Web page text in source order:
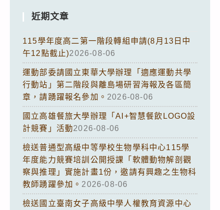
近期文章
115學年度高二第一階段轉組申請(8月13日中
午12點截止)2026-08-06
運動部委請國立東華大學辦理「適應運動共學
行動站」第二階段與離島場研習海報及各區簡
章，請踴躍報名參加。 2026-08-06
國立高雄餐旅大學辦理「AI+智慧餐飲LOGO設
計競賽」活動2026-08-06
檢送普通型高級中等學校生物學科中心115學
年度能力競賽培訓公開授課「軟體動物解剖觀
察與推理」實施計畫1份，邀請有興趣之生物科
教師踴躍參加。 2026-08-06
檢送國立臺南女子高級中學人權教育資源中心